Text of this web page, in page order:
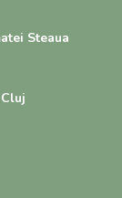
Steaua